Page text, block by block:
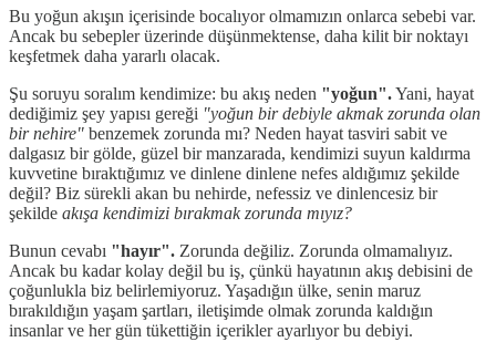
Bu yoğun akışın içerisinde bocalıyor olmamızın onlarca sebebi var.
Ancak bu sebepler üzerinde düşünmektense, daha kilit bir noktayı
keşfetmek daha yararlı olacak.
Şu soruyu soralım kendimize: bu akış neden "yoğun".Yani, hayat
dediğimiz şey yapısı gereği "yoğun bir debiyle akmak zorunda olan
bir nehire" benzemek zorunda mı? Neden hayat tasviri sabit ve
dalgasız bir gölde, güzel bir manzarada, kendimizi suyun kaldırma
kuvvetine bıraktığımız ve dinlene dinlene nefes aldığımız şekilde
değil? Biz sürekli akan bu nehirde, nefessiz ve dinlencesiz bir
şekilde akışa kendimizi bırakmak zorunda mıyız?
Bunun cevabı "hayır". Zorunda değiliz. Zorunda olmamalıyız.
Ancak bu kadar kolay değil bu iş, çünkü hayatının akış debisini de
çoğunlukla biz belirlemiyoruz. Yaşadığın ülke, senin maruz
bırakıldığın yaşam şartları, iletişimde olmak zorunda kaldığın
insanlar ve her gün tükettiğin içerikler ayarlıyor bu debiyi.